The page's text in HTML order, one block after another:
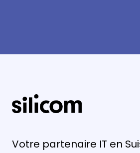
Votre partenaire IT en